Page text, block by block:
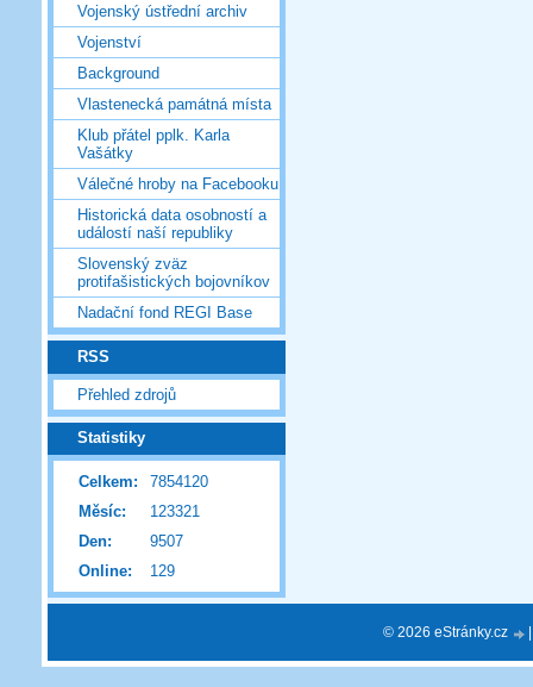
Vojenský ústřední archiv
Vojenství
Background
Vlastenecká památná místa
Klub přátel pplk. Karla
Vašátky
Válečné hroby na Facebooku
Historická data osobností a
událostí naší republiky
Slovenský zväz
protifašistických bojovníkov
Nadační fond REGI Base
RSS
Přehled zdrojů
Statistiky
Online: 129
Celkem:
7854120
Měsíc:
123321
Den:
9507
© 2026 eStránky.cz